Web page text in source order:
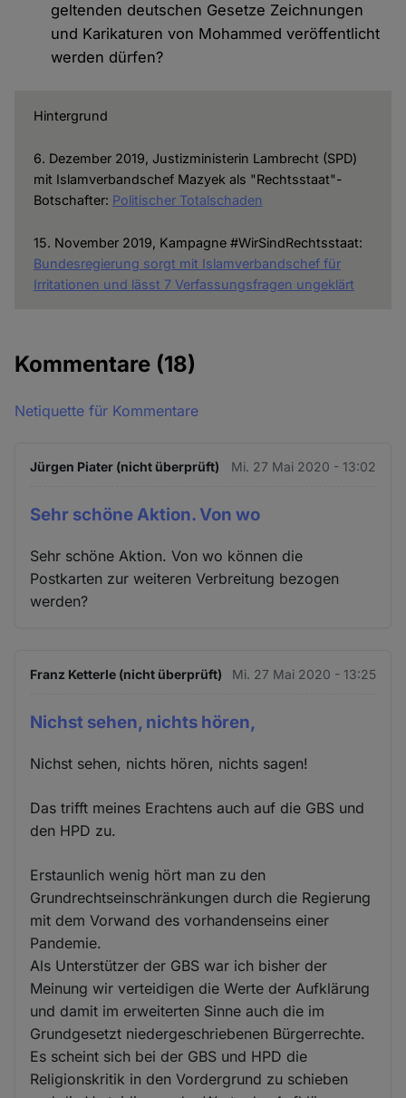
geltenden deutschen Gesetze Zeichnungen
und Karikaturen von Mohammed veröffentlicht
werden dürfen?
Hintergrund
6. Dezember 2019, Justizministerin Lambrecht (SPD)
mit Islamverbandschef Mazyek als "Rechtsstaat"-
Botschafter: Politischer Totalschaden
15. November 2019, Kampagne #WirSindRechtsstaat:
Bundesregierung sorgt mit Islamverbandschef für
Irritationen und lässt 7 Verfassungsfragen ungeklärt
Kommentare (18)
Netiquette für Kommentare
Jürgen Piater (nicht überprüft) Mi. 27 Mai 2020 - 13:02
Sehr schöne Aktion. Von wo
Sehr schöne Aktion. Von wo können die
Postkarten zur weiteren Verbreitung bezogen
werden?
Franz Ketterle (nicht überprüft) Mi. 27 Mai 2020 - 13:25
Nichst sehen, nichts hören,
Nichst sehen, nichts hören, nichts sagen!
Das trifft meines Erachtens auch auf die GBS und
den HPD zu.
Erstaunlich wenig hört man zu den
Grundrechtseinschränkungen durch die Regierung
mit dem Vorwand des vorhandenseins einer
Pandemie.
Als Unterstützer der GBS war ich bisher der
Meinung wir verteidigen die Werte der Aufklärung
und damit im erweiterten Sinne auch die im
Grundgesetzt niedergeschriebenen Bürgerrechte.
Es scheint sich bei der GBS und HPD die
Religionskritik in den Vordergrund zu schieben